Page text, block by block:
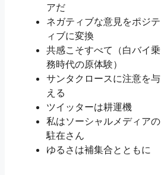
アだ
ネガティブな意見をポジテ
ィブに変換
共感こそすべて（白バイ乗
務時代の原体験）
サンタクロースに注意を与
える
ツイッターは耕運機
私はソーシャルメディアの
駐在さん
ゆるさは補集合とともに